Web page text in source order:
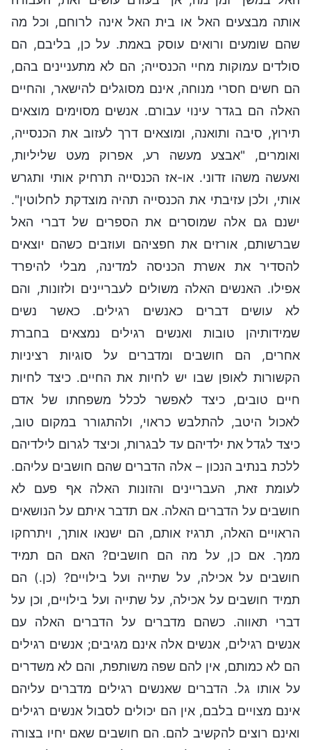
אותה מבצעים האל או בית האל אינה לרוחם, וכל מה
שהם שומעים ורואים עוסק באמת. על כן, בליבם, הם
סולדים עמוקות מחיי הכנסייה; הם לא מתעניינים בהם,
הם חשים חסרי מנוחה, אינם מסוגלים להישאר, והחיים
האלה הם בגדר עינוי עבורם. אנשים מסוימים מוצאים
תירוץ, סיבה ותואנה, ומוצאים דרך לעזוב את הכנסייה,
ואומרים, "אבצע מעשה רע, אפרוק מעט שליליות,
ואעשה משהו זדוני. או-אז הכנסייה תרחיק אותי ותגרש
אותי, ולכן עזיבתי את הכנסייה תהיה מוצדקת לחלוטין".
ישנם גם אלה שמוסרים את הספרים של דברי האל
שברשותם, אורזים את חפציהם ועוזבים כשהם יוצאים
להסדיר את אשרת הכניסה למדינה, מבלי להיפרד
אפילו. האנשים האלה משולים לעבריינים ולזונות, והם
לא עושים דברים כאנשים רגילים. כאשר נשים
שמידותיהן טובות ואנשים רגילים נמצאים בחברת
אחרים, הם חושבים ומדברים על סוגיות רציניות
הקשורות לאופן שבו יש לחיות את החיים. כיצד לחיות
חיים טובים, כיצד לאפשר לכלל משפחתו של אדם
לאכול היטב, להתלבש כראוי, ולהתגורר במקום טוב,
כיצד לגדל את ילדיהם עד לבגרות, וכיצד לגרום לילדיהם
ללכת בנתיב הנכון – אלה הדברים שהם חושבים עליהם.
לעומת זאת, העבריינים והזונות האלה אף פעם לא
חושבים על הדברים האלה. אם תדבר איתם על הנושאים
הראויים האלה, תרגיז אותם, הם ישנאו אותך, ויתרחקו
ממך. אם כן, על מה הם חושבים? האם הם תמיד
חושבים על אכילה, על שתייה ועל בילויים? (כן.) הם
תמיד חושבים על אכילה, על שתייה ועל בילויים, וכן על
דברי תאווה. כשהם מדברים על הדברים האלה עם
אנשים רגילים, אנשים אלה אינם מגיבים; אנשים רגילים
הם לא כמותם, אין להם שפה משותפת, והם לא משדרים
על אותו גל. הדברים שאנשים רגילים מדברים עליהם
אינם מצויים בלבם, אין הם יכולים לסבול אנשים רגילים
ואינם רוצים להקשיב להם. הם חושבים שאם יחיו בצורה